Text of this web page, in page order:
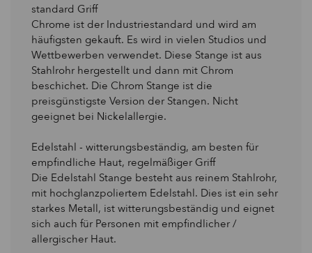
standard Griff
Chrome ist der Industriestandard und wird am
häufigsten gekauft. Es wird in vielen Studios und
Wettbewerben verwendet. Diese Stange ist aus
Stahlrohr hergestellt und dann mit Chrom
beschichet. Die Chrom Stange ist die
preisgünstigste Version der Stangen. Nicht
geeignet bei Nickelallergie.
Edelstahl - witterungsbeständig, am besten für
empfindliche Haut, regelmäßiger Griff
Die Edelstahl Stange besteht aus reinem Stahlrohr,
mit hochglanzpoliertem Edelstahl. Dies ist ein sehr
starkes Metall, ist witterungsbeständig und eignet
sich auch für Personen mit empfindlicher /
allergischer Haut.